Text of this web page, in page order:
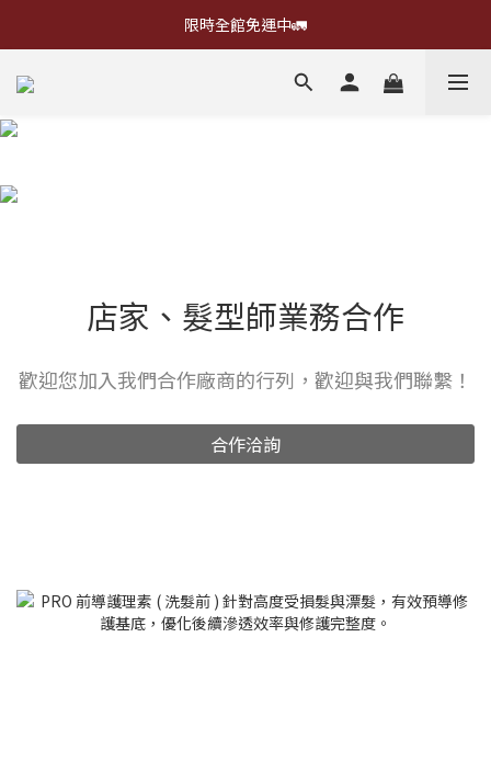
限時全館免運中🚛
店家、髮型師業務合作
歡迎您加入我們合作廠商的行列，歡迎與我們聯繫！
合作洽詢